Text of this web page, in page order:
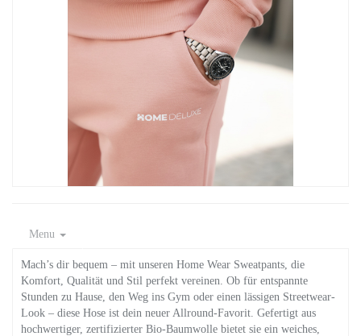
Menu
Mach’s dir bequem – mit unseren Home Wear Sweatpants, die
Komfort, Qualität und Stil perfekt vereinen. Ob für entspannte
Stunden zu Hause, den Weg ins Gym oder einen lässigen Streetwear-
Look – diese Hose ist dein neuer Allround-Favorit. Gefertigt aus
hochwertiger, zertifizierter Bio-Baumwolle bietet sie ein weiches,